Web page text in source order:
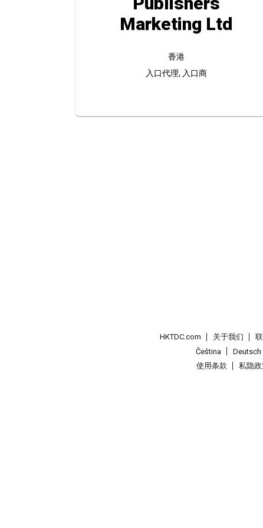
Marketing Ltd
香港
入口代理, 入口商
HKTDC.com 关于我们
Čeština
Deutsch
使用条款
私隐